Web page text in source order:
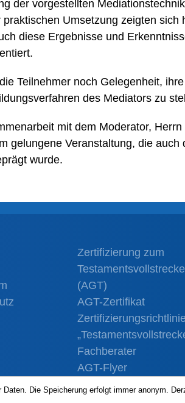
der vorgestellten
Umsetzung zeigten sich
diese Ergebnisse und
Teilnehmer noch Gelegenheit,
des Mediators zu
mit dem Moderator,
gelungene Veranstaltung, die auch
wurde.
Zertifizierung zum
(AGT)
AGT-Zertifikat
Fachberater
AGT-Flyer
Rezertifizierung
Die Speicherung erfolgt immer anonym.